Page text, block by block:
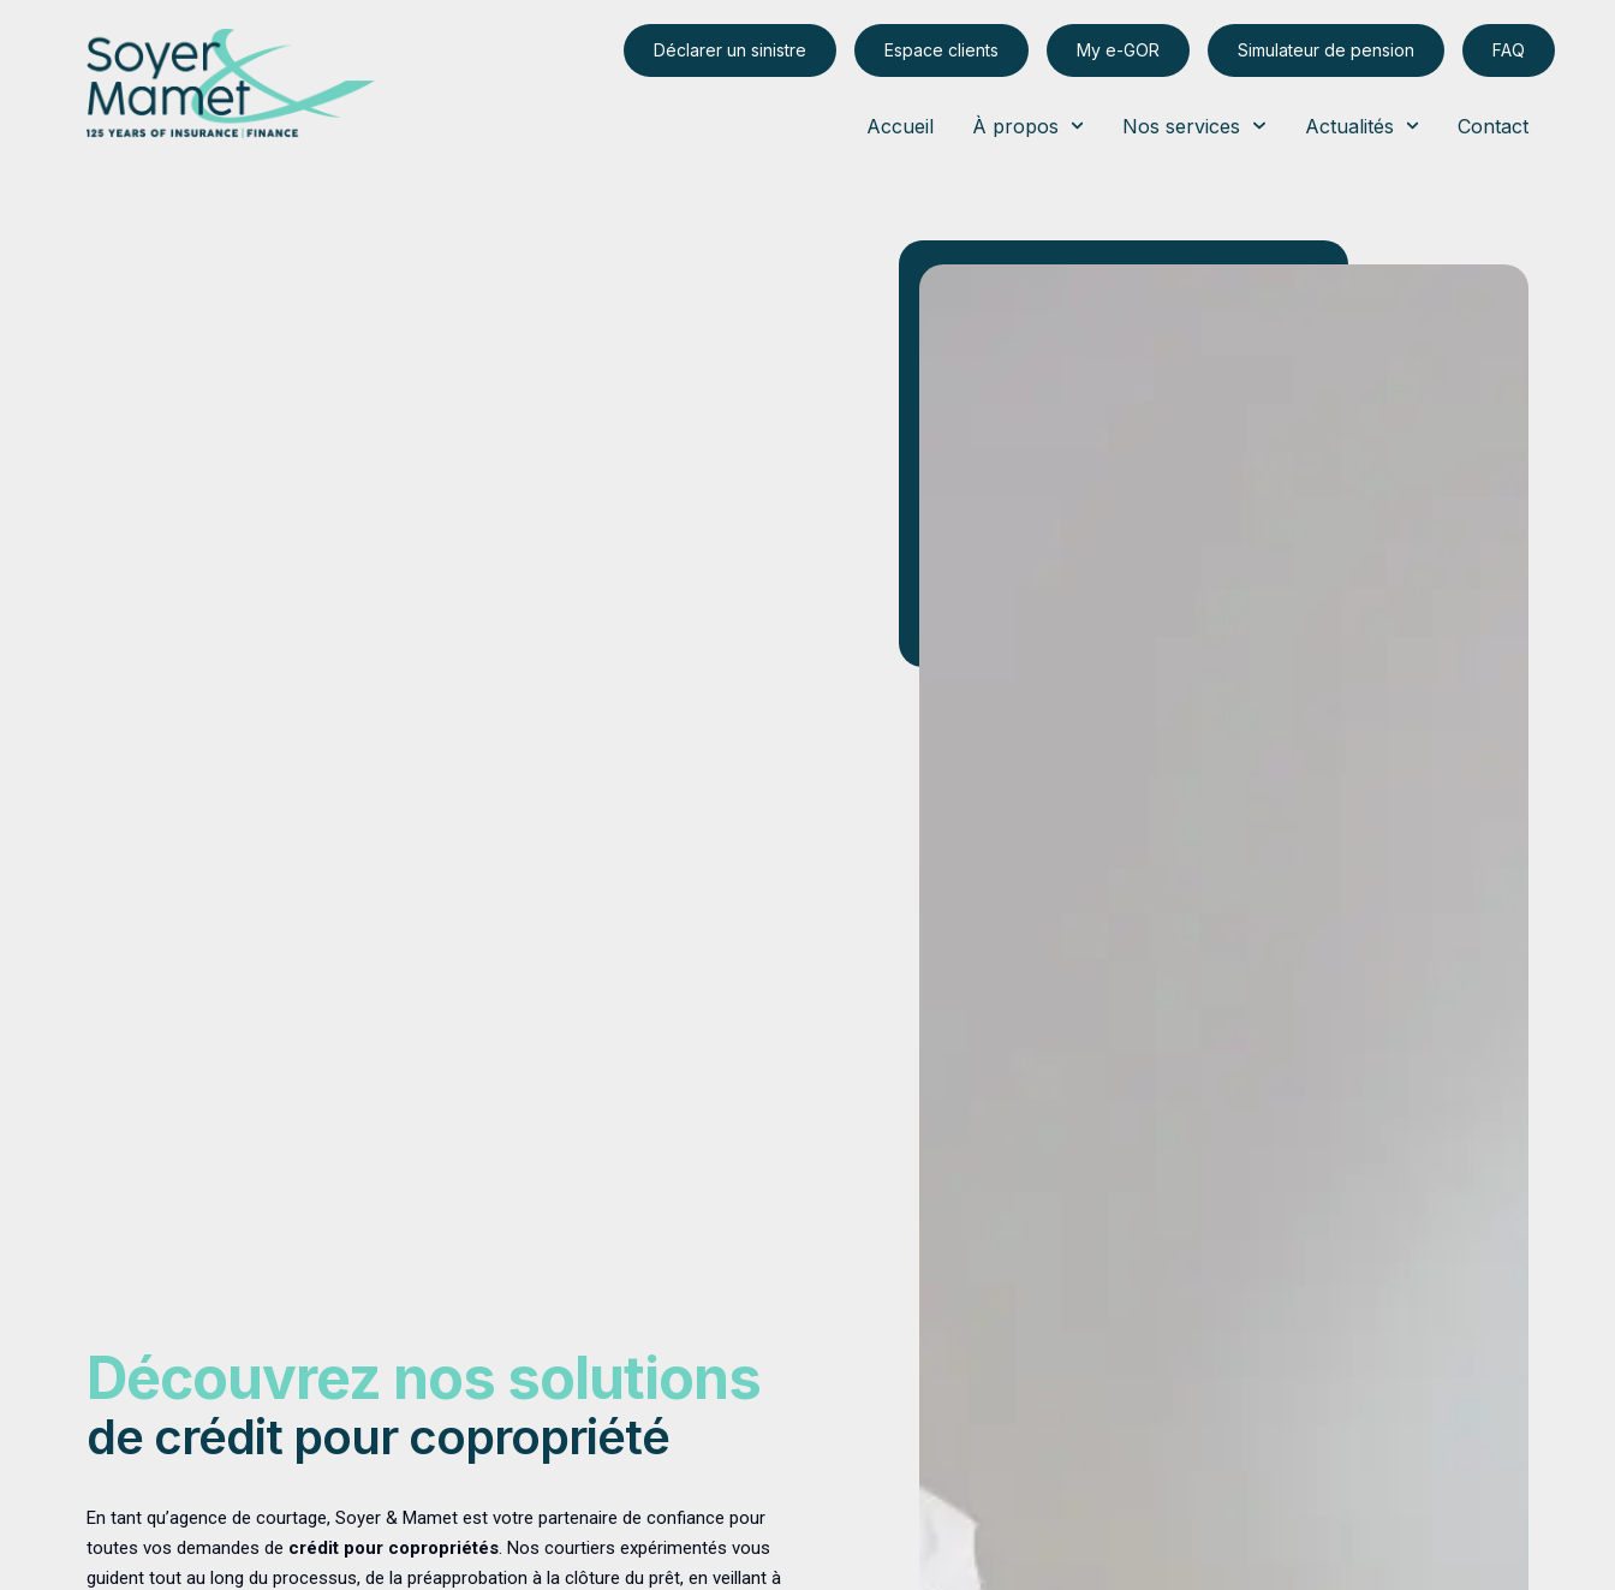
Déclarer un sinistre Espace clients My e-GOR Simulateur de pension FAQ
Accueil À propos Nos services Actualités Contact
Découvrez nos solutions
de crédit pour copropriété
En tant qu’agence de courtage, Soyer & Mamet est votre partenaire de confiance pour
toutes vos demandes de crédit pour copropriétés . Nos courtiers expérimentés vous
guident tout au long du processus, de la préapprobation à la clôture du prêt, en veillant à